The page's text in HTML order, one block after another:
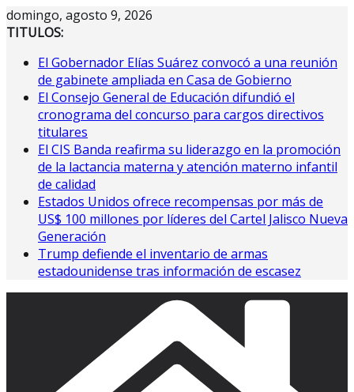
Saltar
al
domingo, agosto 9, 2026
TITULOS:
El Gobernador Elías Suárez convocó a una reunión
de gabinete ampliada en Casa de Gobierno
El Consejo General de Educación difundió el
cronograma del concurso para cargos directivos
titulares
El CIS Banda reafirma su liderazgo en la promoción
de la lactancia materna y atención materno infantil
de calidad
Estados Unidos ofrece recompensas por más de
US$ 100 millones por líderes del Cartel Jalisco Nueva
Generación
Trump defiende el inventario de armas
estadounidense tras información de escasez